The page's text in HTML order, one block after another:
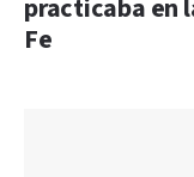
practicaba en
Fe